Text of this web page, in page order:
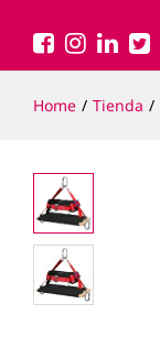
Home / Tienda /